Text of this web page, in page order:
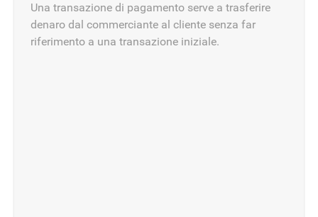
Una transazione di pagamento serve a trasferire
denaro dal commerciante al cliente senza far
riferimento a una transazione iniziale.